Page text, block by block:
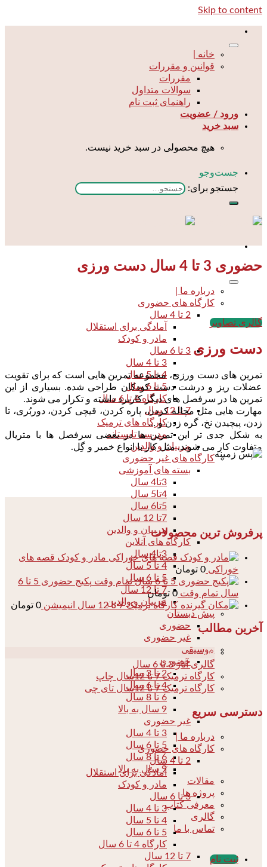
Skip to content
خانه |
قوانین و مقررات
مقررات
سوالات متداول
راهنمای ثبت نام
ورود / عضویت
سبد خرید
هیچ محصولی در سبد خرید نیست.
جست‌و‌جو
جستجو برای:
درباره ما |
کارگاه های حضوری
2 تا 4 سال
آمادگی برای استقلال
مادر و کودک
3 تا 6 سال
3 تا 4 سال
4 تا 5 سال
5 تا 6 سال
کارگاه 4 تا 6 سال
7 تا 12 سال
کارگاه های ترمیک
مدرسه تابستانه
مربیان و والدین
کارگاه های غیر حضوری
بسته های آموزشی
3تا4 سال
4تا5 سال
5تا6 سال
7تا 12 سال
مربیان و والدین
کارگاه های آنلاین
3تا4 سال
4 تا 5 سال
5 تا 6 سال
7 تا 12 سال
مربیان و والدین
پیش دبستان
حضوری
غیر حضوری
موسیقی
حضوری
2 تا 3 سال
4 تا 6 سال
6 تا 8 سال
9 سال به بالا
غیر حضوری
3 تا 4 سال
5 تا 6 سال
6 تا 8 سال
9 سال به بالا
مقالات
پروژه ها
معرفی کتاب
گالری
تماس با ما
ثبت نام
حضوری 3 تا 4 سال دست ورزی
گالری تصاویر
دست ورزی
تمرین های دست ورزی، مجموعه تمرین هایی است که برای تقویت
عضلات ریز و درشت دست کودکان طراحی شده. بسیاری از این
تمرین ها در سرفصل های دیگر کاربرد داشته و تکرار می شوند.
مهارت هایی مثل مچاله کردن، پاره کردن، قیچی کردن، دوربُری، تا
زدن، پیچیدن نخ، گره زدن و …
به شکل جدی تر این تمرین ها در بعضی سرفصل ها با متریال
متفاوت کار می شوند. مثل کار با انواع خمیر و گِل.
پرفروش ترین محصولات
مادر و کودک قصه های
خوراکی 0 تومان
پکیج حضوری 5 تا 6
سال تمام وقت 0 تومان
کارگاه ترمیک 7 تا 12 سال انیمیشن
0 تومان
آخرین مطالب
04
گالری آثار 3 تا 6 سال
کارگاه ترمیک 7 تا 12سال چاپ
کارگاه ترمیک 7 تا 12سال تای چی
دسترسی سریع
درباره ما |
کارگاه های حضوری
2 تا 4 سال
آمادگی برای استقلال
مادر و کودک
3 تا 6 سال
3 تا 4 سال
4 تا 5 سال
5 تا 6 سال
کارگاه 4 تا 6 سال
7 تا 12 سال